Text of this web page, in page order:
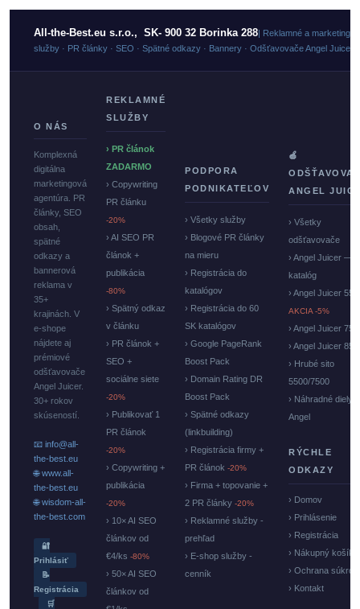
All-the-Best.eu s.r.o., SK- 900 32 Borinka 288| Reklamné a
služby · PR články · SEO · Spätné odkazy · Bannery · Odšťavovače Angel Juicer
O NÁS
Komplexná
digitálna
marketingová
agentúra. PR
články, SEO
obsah,
spätné
odkazy a
bannerová
reklama v
35+
krajinách. V
e-shope
nájdete aj
prémiové
odšťavovače
Angel Juicer.
30+ rokov
skúseností.
📧 info@all-
the-best.eu
🌐 www.all-
the-best.eu
🌐 wisdom-all-
the-best.com
🔐
Prihlásiť
📝
Registrácia
🛒
REKLAMNÉ
SLUŽBY
› PR článok
ZADARMO
› Copywriting
PR článku
-20%
› AI SEO PR
článok +
publikácia
-80%
› Spätný odkaz
v článku
› PR článok +
SEO +
sociálne siete
-20%
› Publikovať 1
PR článok
-20%
› Copywriting +
publikácia
-20%
› 10× AI SEO
článkov od
€4/ks -80%
› 50× AI SEO
článkov od
PODPORA
PODNIKATEĽOV
› Všetky služby
› Blogové PR články
na mieru
› Registrácia do
katalógov
› Registrácia do 60
SK katalógov
› Google PageRank
Boost Pack
› Domain Rating DR
Boost Pack
› Spätné odkazy
(linkbuilding)
› Registrácia firmy +
PR článok -20%
› Firma + topovanie +
2 PR články -20%
› Reklamné služby -
prehľad
› E-shop služby -
cenník
🍏
ANGEL
› Všetky
odšťavovače
› Angel Juicer —
katalóg
› Angel Juicer
AKCIA -5%
› Angel Juicer
› Angel Juicer
› Hrubé sito
5500/7500
› Náhradné diely
Angel
RÝCHLE
ODKAZY
› Domov
› Prihlásenie
› Registrácia
› Nákupný košík
› Ochrana
› Kontakt